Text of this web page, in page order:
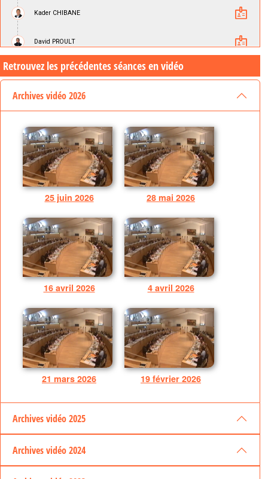
Retrouvez les précédentes séances en vidéo
Archives vidéo 2026
25 juin 2026 28 mai 2026
16 avril 2026 4 avril 2026
21 mars 2026 19 février 2026
Archives vidéo 2025
Archives vidéo 2024